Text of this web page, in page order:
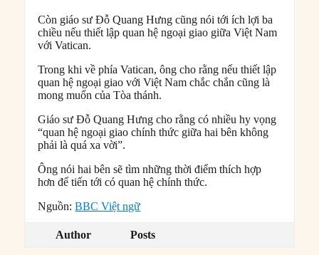
Còn giáo sư Đỗ Quang Hưng cũng nói tới ích lợi ba
chiều nếu thiết lập quan hệ ngoại giao giữa Việt Nam
với Vatican.
Trong khi về phía Vatican, ông cho rằng nếu thiết lập
quan hệ ngoại giao với Việt Nam chắc chắn cũng là
mong muốn của Tòa thánh.
Giáo sư Đỗ Quang Hưng cho rằng có nhiều hy vọng
“quan hệ ngoại giao chính thức giữa hai bên không
phải là quá xa vời”.
Ông nói hai bên sẽ tìm những thời điểm thích hợp
hơn để tiến tới có quan hệ chính thức.
Nguồn:BBC Việt ngữ
Author Posts